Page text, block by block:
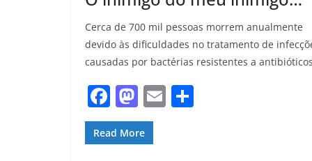
Cerca de 700 mil pessoas morrem anualmente
devido às dificuldades no tratamento de
causadas por bactérias resistentes a
F
a
c
M
a
st
E
Read More